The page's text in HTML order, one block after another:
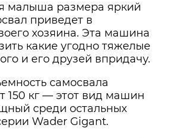
малыша размера яркий
приведет в
хозяина. Эта машина
какие угодно тяжелые
и его друзей впридачу.
самосвала
150 кг — этот вид машин
среди остальных
Wader Gigant.